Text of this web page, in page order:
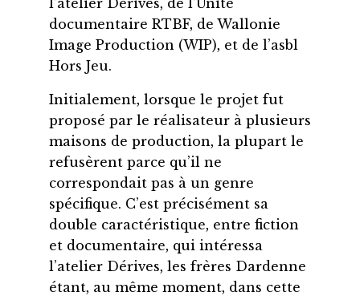
documentaire RTBF, de Wallonie
Image Production (WIP), et de l’asbl
Hors Jeu.
Initialement, lorsque le projet fut
proposé par le réalisateur à plusieurs
maisons de production, la plupart le
refusèrent parce qu’il ne
correspondait pas à un genre
spécifique. C’est précisément sa
double caractéristique, entre fiction
et documentaire, qui intéressa
l’atelier Dérives, les frères Dardenne
étant, au même moment, dans cette